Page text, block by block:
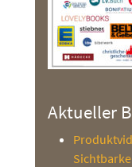
Aktueller